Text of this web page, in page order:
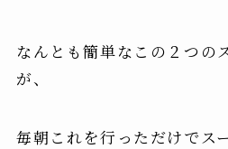
なんとも簡単なこの２つの
が、
毎朝これを行っただけでス